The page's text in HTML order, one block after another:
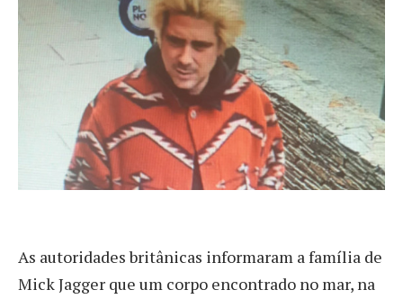
As autoridades britânicas informaram a família de
Mick Jagger que um corpo encontrado no mar, na